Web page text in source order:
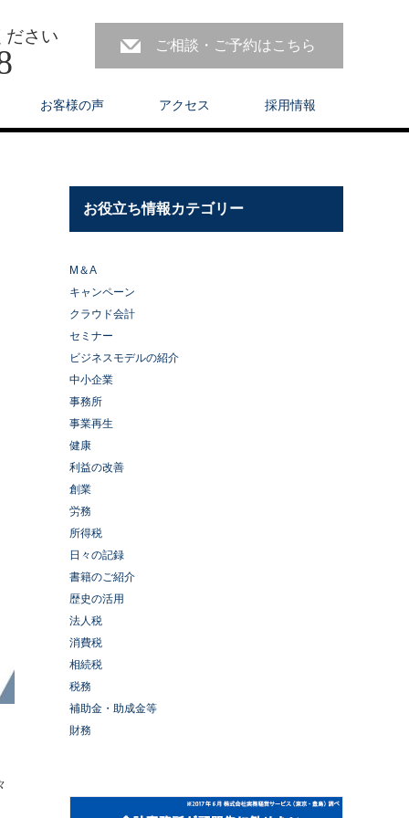
ださい ご相談・ご予約はこちら
お客様の声 アクセス 採用情報
お役立ち情報カテゴリー
M＆A
キャンペーン
クラウド会計
セミナー
ビジネスモデルの紹介
中小企業
事務所
事業再生
健康
利益の改善
創業
労務
所得税
日々の記録
書籍のご紹介
歴史の活用
法人税
消費税
相続税
税務
補助金・助成金等
財務